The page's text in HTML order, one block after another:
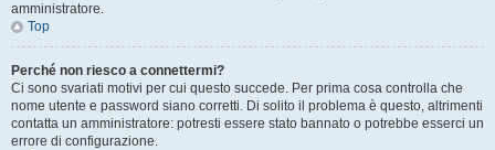
amministratore.
Top
Perché non riesco a connettermi?
Ci sono svariati motivi per cui questo succede. Per prima cosa controlla che
nome utente e password siano corretti. Di solito il problema è questo, altrimenti
contatta un amministratore: potresti essere stato bannato o potrebbe esserci un
errore di configurazione.